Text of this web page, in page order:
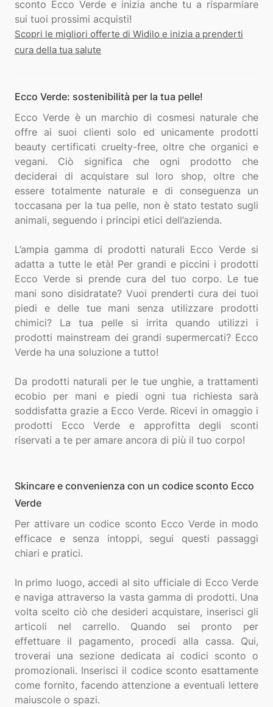
sconto Ecco Verde e inizia anche tu a risparmiare
Scopri le migliori offerte di Widilo e inizia a prenderti
cura della tua salute
Ecco Verde: sostenibilità per la tua pelle!
Ecco Verde è un marchio di cosmesi naturale che
offre ai suoi clienti solo ed unicamente prodotti
beauty certificati cruelty-free, oltre che organici e
vegani. Ciò significa che ogni prodotto che
deciderai di acquistare sul loro shop, oltre che
essere totalmente naturale e di conseguenza un
toccasana per la tua pelle, non è stato testato sugli
animali, seguendo i principi etici dell’azienda.
L’ampia gamma di prodotti naturali Ecco Verde si
adatta a tutte le età! Per grandi e piccini i prodotti
Ecco Verde si prende cura del tuo corpo. Le tue
mani sono disidratate? Vuoi prenderti cura dei tuoi
piedi e delle tue mani senza utilizzare prodotti
chimici? La tua pelle si irrita quando utilizzi i
prodotti mainstream dei grandi supermercati? Ecco
Verde ha una soluzione a tutto!
Da prodotti naturali per le tue unghie, a trattamenti
ecobio per mani e piedi ogni tua richiesta sarà
soddisfatta grazie a Ecco Verde. Ricevi in omaggio i
prodotti Ecco Verde e approfitta degli sconti
Skincare e convenienza con un codice sconto Ecco
Verde
Per attivare un codice sconto Ecco Verde in modo
efficace e senza intoppi, segui questi passaggi
chiari e pratici.
In primo luogo, accedi al sito ufficiale di Ecco Verde
e naviga attraverso la vasta gamma di prodotti. Una
volta scelto ciò che desideri acquistare, inserisci gli
articoli nel carrello. Quando sei pronto per
effettuare il pagamento, procedi alla cassa. Qui,
troverai una sezione dedicata ai codici sconto o
promozionali. Inserisci il codice sconto esattamente
come fornito, facendo attenzione a eventuali lettere
maiuscole o spazi.